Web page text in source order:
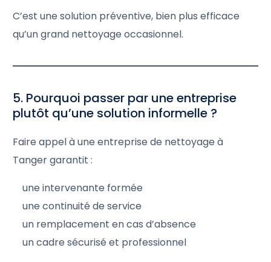
C’est une solution préventive, bien plus efficace
qu’un grand nettoyage occasionnel.
5. Pourquoi passer par une entreprise
plutôt qu’une solution informelle ?
Faire appel à une entreprise de nettoyage à
Tanger garantit :
une intervenante formée
une continuité de service
un remplacement en cas d’absence
un cadre sécurisé et professionnel